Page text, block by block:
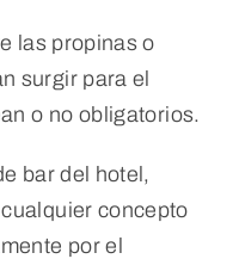
las propinas o
surgir para el
o no obligatorios.
bar del hotel,
concepto
por el